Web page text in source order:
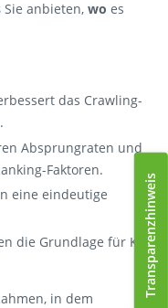
Sie anbieten, wo es
das Crawling-
Absprungraten und
Faktoren.
eine eindeutige
die Grundlage für KI-
in dem
Transparenzhinweis